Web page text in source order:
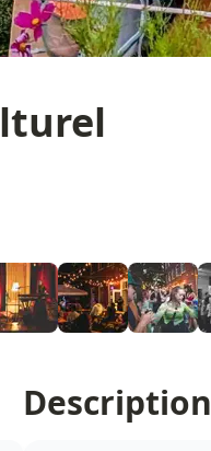
Description